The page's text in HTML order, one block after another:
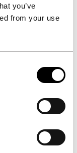
you’ve
from your use